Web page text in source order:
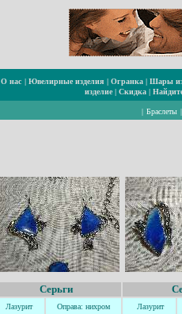
О нас | Ювелирные изделия | Огранка | Шары из
изделие | Скидка |
| Браслеты
Серьги
Лазурит Оправа: нихром Лазурит